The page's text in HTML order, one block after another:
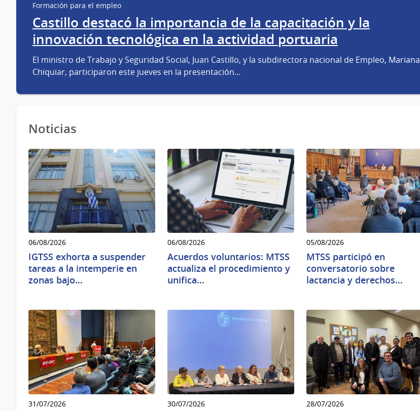
Formación para el empleo
Castillo destacó la importancia de la capacitación y la
innovación tecnológica en la actividad portuaria
El ministro de Trabajo y Seguridad Social, Juan Castillo, y la subdirectora nacional de Empleo, Mariana
Chiquiar, participaron este jueves en la presentación…
Noticias
06/08/2026
IGTSS exhorta a suspender
tareas a la intemperie en
zonas bajo…
06/08/2026
Acuerdos voluntarios: MTSS
actualiza el procedimiento y
unifica…
05/08/2026
MTSS participó en
conversatorio sobre
lactancia y derechos…
31/07/2026 30/07/2026 28/07/2026